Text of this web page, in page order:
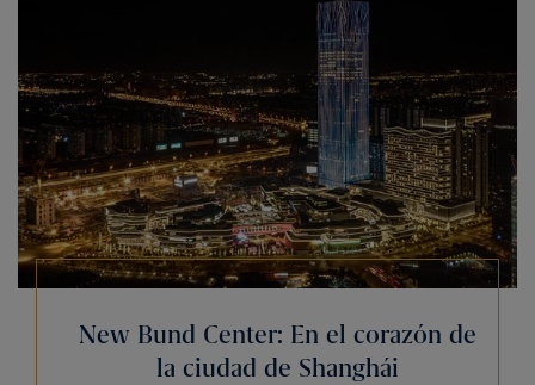
New Bund Center: En el corazón de
la ciudad de Shanghái